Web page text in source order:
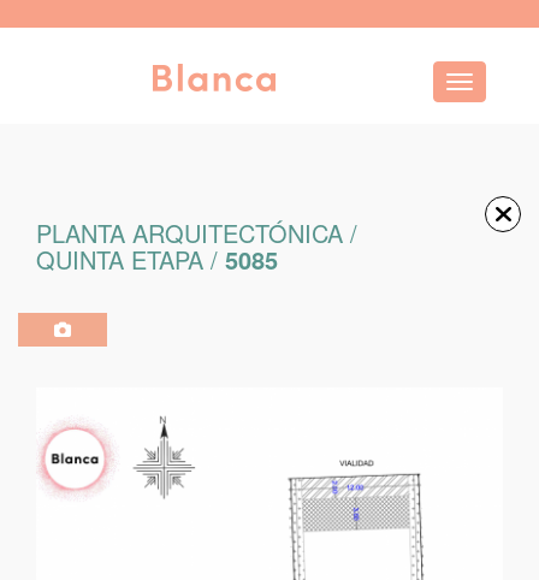
Toggle
PLANTA ARQUITECTÓNICA /
QUINTA ETAPA / 5085